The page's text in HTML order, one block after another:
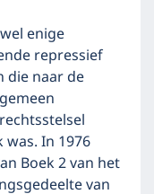
enige
repressief
die naar de
In 1976
Boek 2 van het
van